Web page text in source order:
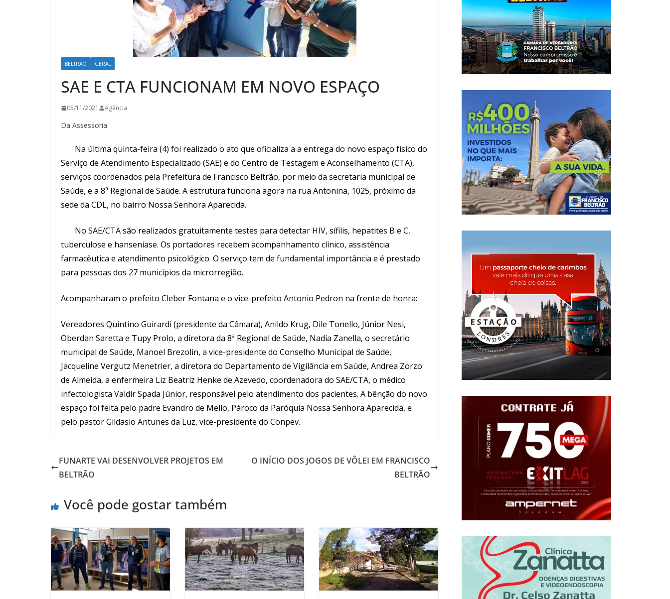
BELTRÃO GERAL
SAE E CTA FUNCIONAM EM NOVO ESPAÇO
05/11/2021 Agência
Da Assessoria
Na última quinta-feira (4) foi realizado o ato que oficializa a a entrega do novo espaço físico do
Serviço de Atendimento Especializado (SAE) e do Centro de Testagem e Aconselhamento (CTA),
serviços coordenados pela Prefeitura de Francisco Beltrão, por meio da secretaria municipal de
Saúde, e a 8ª Regional de Saúde. A estrutura funciona agora na rua Antonina, 1025, próximo da
sede da CDL, no bairro Nossa Senhora Aparecida.
No SAE/CTA são realizados gratuitamente testes para detectar HIV, sífilis, hepatites B e C,
tuberculose e hanseníase. Os portadores recebem acompanhamento clínico, assistência
farmacêutica e atendimento psicológico. O serviço tem de fundamental importância e é prestado
para pessoas dos 27 municípios da microrregião.
Acompanharam o prefeito Cleber Fontana e o vice-prefeito Antonio Pedron na frente de honra:
Vereadores Quintino Guirardi (presidente da Câmara), Anildo Krug, Dile Tonello, Júnior Nesi,
Oberdan Saretta e Tupy Prolo, a diretora da 8ª Regional de Saúde, Nadia Zanella, o secretário
municipal de Saúde, Manoel Brezolin, a vice-presidente do Conselho Municipal de Saúde,
Jacqueline Vergutz Menetrier, a diretora do Departamento de Vigilância em Saúde, Andrea Zorzo
de Almeida, a enfermeira Liz Beatriz Henke de Azevedo, coordenadora do SAE/CTA, o médico
infectologista Valdir Spada Júnior, responsável pelo atendimento dos pacientes. A bênção do novo
espaço foi feita pelo padre Evandro de Mello, Pároco da Paróquia Nossa Senhora Aparecida, e
pelo pastor Gildasio Antunes da Luz, vice-presidente do Conpev.
FUNARTE VAI DESENVOLVER PROJETOS EM
BELTRÃO
O INÍCIO DOS JOGOS DE VÔLEI EM FRANCISCO
BELTRÃO
Você pode gostar também